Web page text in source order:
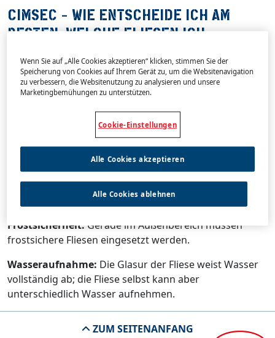
CIMSEC - WIE ENTSCHEIDE ICH AM
BESTEN, WELCHE FLIESEN ICH
Bei der Auswahl der Fliesen sollte neben den
(Abriebklasse) sowie Frostsicherheit und
Wasseraufnahme berücksichtigt werden.
Abriebfestigkeit:Fliesen sind sehr widerstandsfähig,
trotzdem kann es je nach Material und Glasur zu
Oberflächenverschleiß und Glasurabrieb kommen.
Frostsicherheit: Gerade im Außenbereich müssen
frostsichere Fliesen eingesetzt werden.
Wasseraufnahme: Die Glasur der Fliese weist Wasser
vollständig ab; die Fliese selbst kann aber
unterschiedlich Wasser aufnehmen.
ZUM SEITENANFANG
Wenn Sie auf „Alle Cookies akzeptieren“ klicken, stimmen Sie der
Speicherung von Cookies auf Ihrem Gerät zu, um die Websitenavigation
zu verbessern, die Websitenutzung zu analysieren und unsere
Marketingbemühungen zu unterstützen.
Cookie-Einstellungen
Alle Cookies ablehnen
Alle Cookies akzeptieren